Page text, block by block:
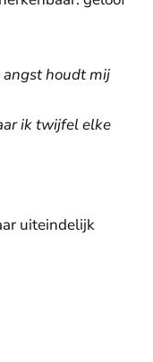
houdt mij
ik twijfel elke
uiteindelijk